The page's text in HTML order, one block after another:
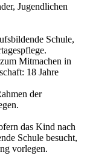
Jugendlichen
Schule,
Mitmachen in
18 Jahre
der
das Kind nach
Schule besucht,
vorlegen.